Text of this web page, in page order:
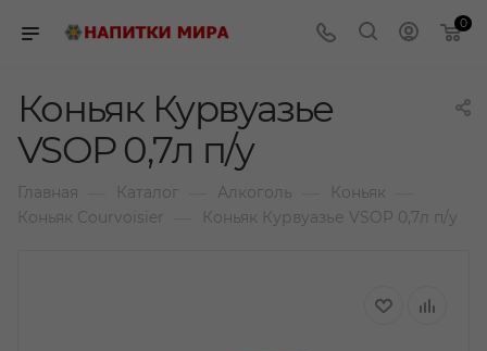
0
Коньяк Курвуазье
VSOP 0,7л п/у
Главная Каталог Алкоголь Коньяк
Коньяк Courvoisier Коньяк Курвуазье VSOP 0,7л п/у